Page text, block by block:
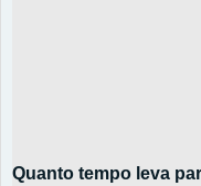
Quanto tempo leva